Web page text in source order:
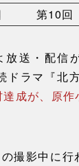
第10回
送・配信
ドラマ『北
成が、原作
撮影中に行